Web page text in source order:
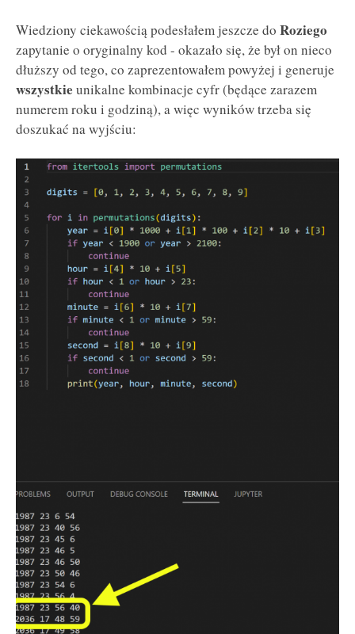
Wiedziony ciekawością podesłałem jeszcze do Roziego
zapytanie o oryginalny kod - okazało się, że był on nieco
dłuższy od tego, co zaprezentowałem powyżej i generuje
wszystkie unikalne kombinacje cyfr (będące zarazem
numerem roku i godziną), a więc wyników trzeba się
doszukać na wyjściu: